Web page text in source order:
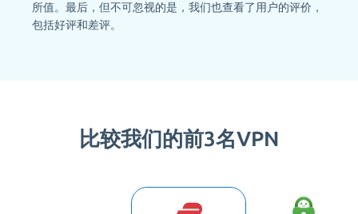
所值。最后，但不可忽视的是，我们也查看了用户的评价，
包括好评和差评。
比较我们的前3名VPN